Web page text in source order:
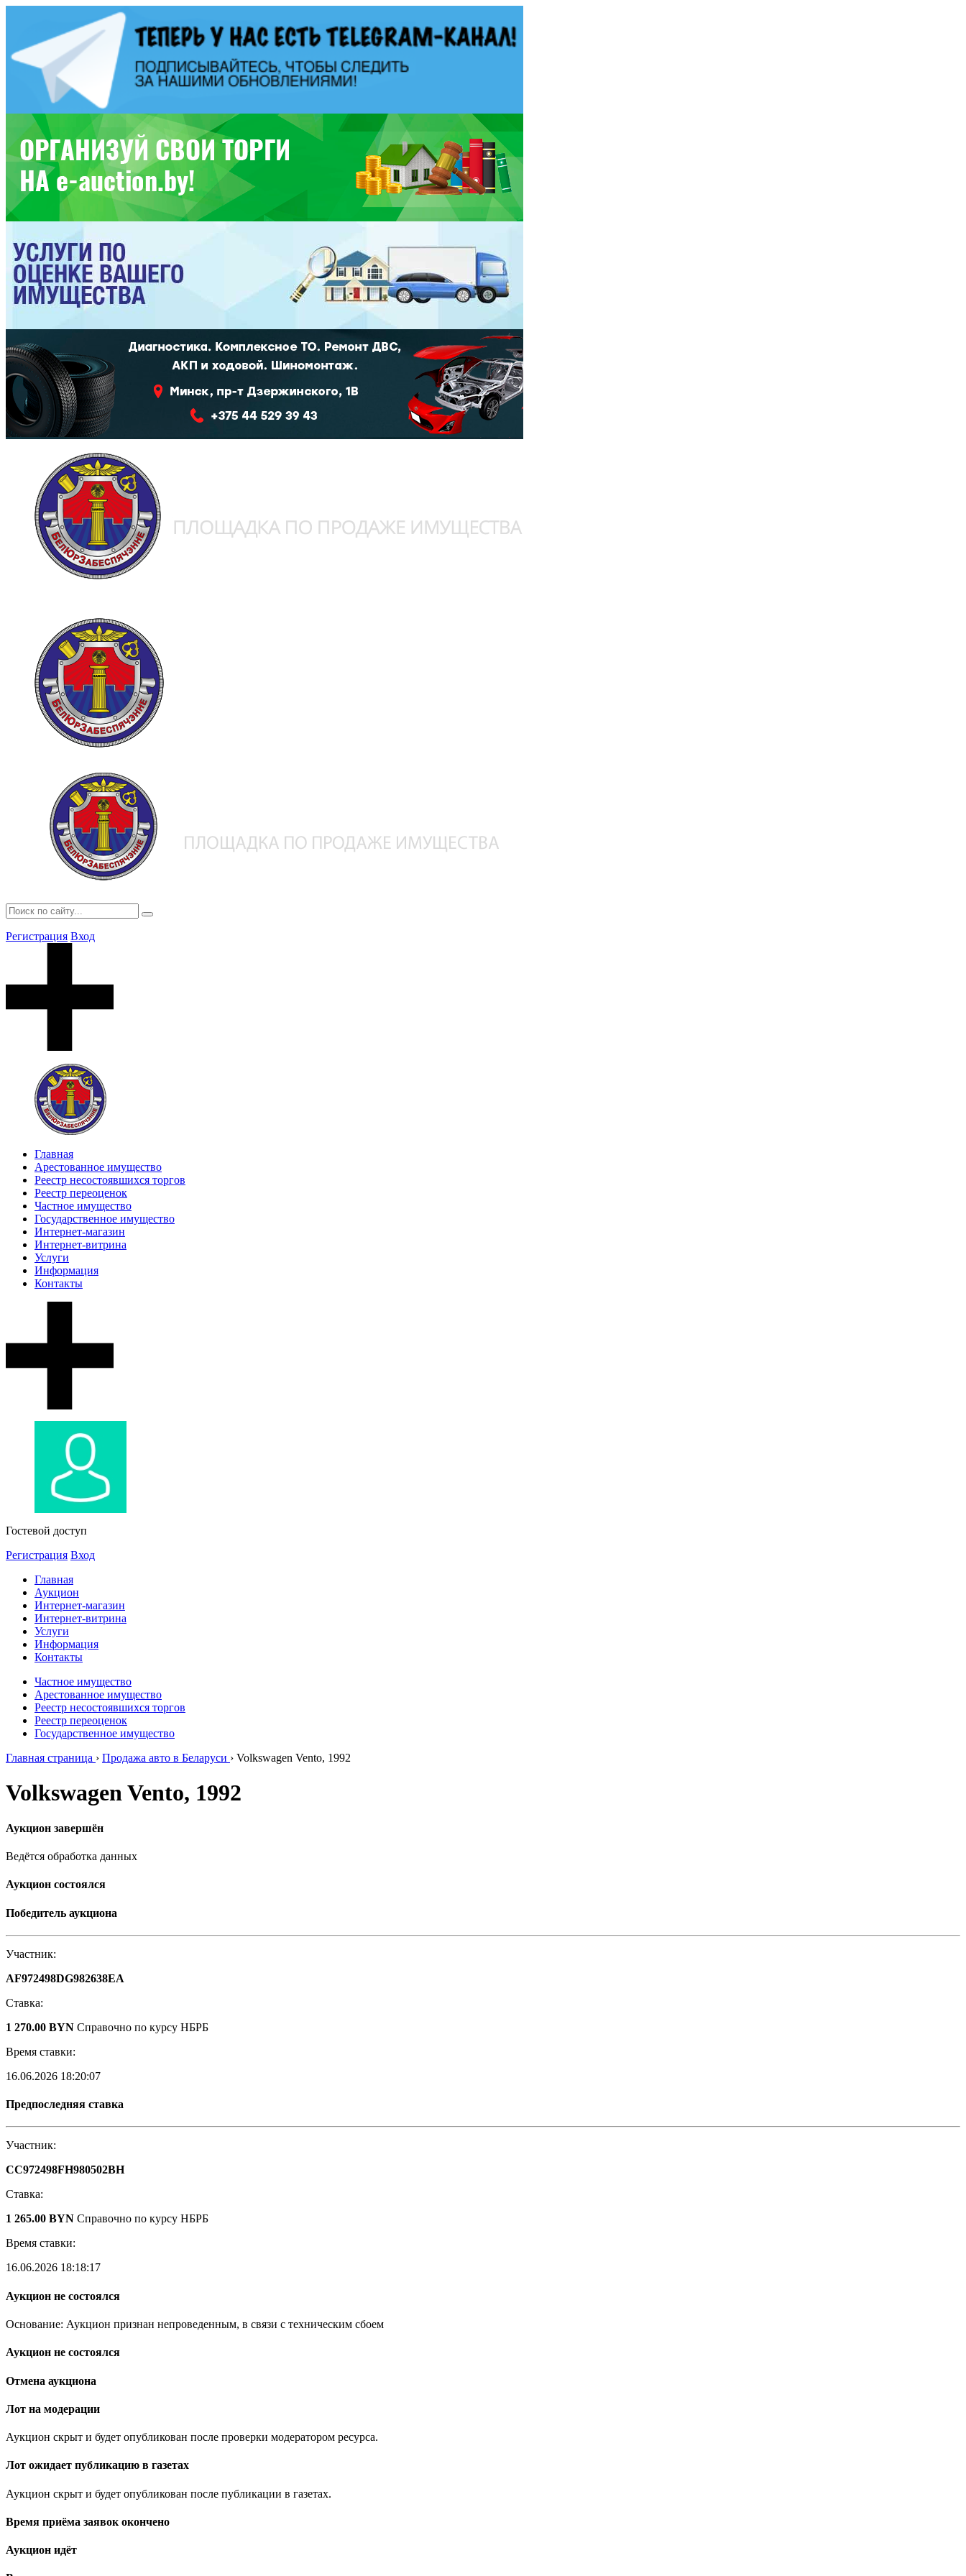
Регистрация Вход
Главная
Арестованное имущество
Реестр несостоявшихся торгов
Реестр переоценок
Частное имущество
Государственное имущество
Интернет-магазин
Интернет-витрина
Услуги
Информация
Контакты
Гостевой доступ
Регистрация Вход
Главная
Аукцион
Интернет-магазин
Интернет-витрина
Услуги
Информация
Контакты
Частное имущество
Арестованное имущество
Реестр несостоявшихся торгов
Реестр переоценок
Государственное имущество
Главная страница › Продажа авто в Беларуси › Volkswagen Vento, 1992
Volkswagen Vento, 1992
Аукцион завершён
Ведётся обработка данных
Аукцион состоялся
Победитель аукциона
Участник:
AF972498DG982638EA
Ставка:
1 270.00 BYN Справочно по курсу НБРБ
Время ставки:
16.06.2026 18:20:07
Предпоследняя ставка
Участник:
CC972498FH980502BH
Ставка:
1 265.00 BYN Справочно по курсу НБРБ
Время ставки:
16.06.2026 18:18:17
Аукцион не состоялся
Основание: Аукцион признан непроведенным, в связи с техническим сбоем
Аукцион не состоялся
Отмена аукциона
Лот на модерации
Аукцион скрыт и будет опубликован после проверки модератором ресурса.
Лот ожидает публикацию в газетах
Аукцион скрыт и будет опубликован после публикации в газетах.
Время приёма заявок окончено
Аукцион идёт